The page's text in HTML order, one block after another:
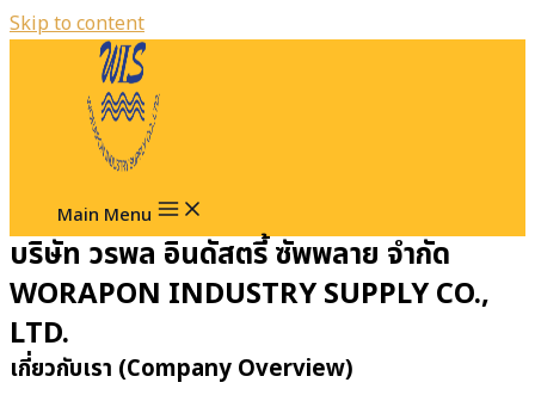
Skip to content
Main Menu
บริษัท วรพล อินดัสตรี้ ซัพพลาย จำกัด
WORAPON INDUSTRY SUPPLY CO.,
LTD.
เกี่ยวกับเรา (Company Overview)